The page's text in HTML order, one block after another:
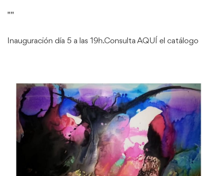
""
Inauguración día 5 a las 19h.Consulta AQUÍ el catálogo